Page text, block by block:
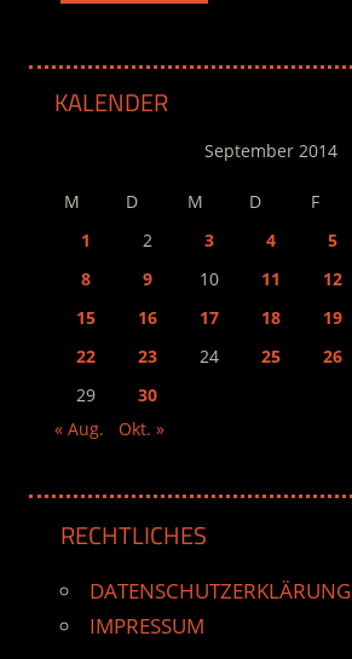
KALENDER
September 2014
M D M D F
1
2 3 4 5
8
9 10 11 12
15
16 17 18 19
22
23 24 25 26
29
30
« Aug.
Okt. »
RECHTLICHES
DATENSCHUTZERKLÄRUNG
IMPRESSUM